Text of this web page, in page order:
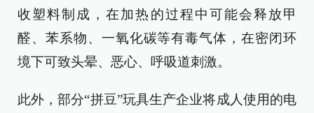
收塑料制成，在加热的过程中可能会释放甲
醛、苯系物、一氧化碳等有毒气体，在密闭环
境下可致头晕、恶心、呼吸道刺激。
此外，部分“拼豆”玩具生产企业将成人使用的电